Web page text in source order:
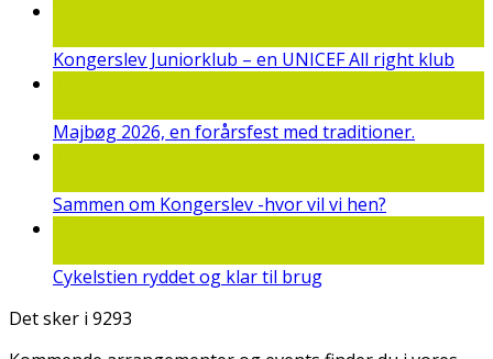
Kongerslev Juniorklub – en UNICEF All right klub
Majbøg 2026, en forårsfest med traditioner.
Sammen om Kongerslev -hvor vil vi hen?
Cykelstien ryddet og klar til brug
Det sker i 9293